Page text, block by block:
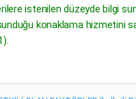
istenilen düzeyde bilgi
konaklama hizmetini